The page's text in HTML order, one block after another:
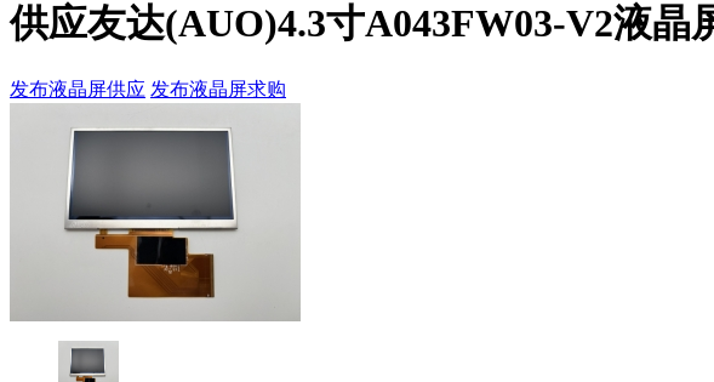
供应友达(AUO)4.3寸A043FW03-V2液晶
发布液晶屏供应 发布液晶屏求购